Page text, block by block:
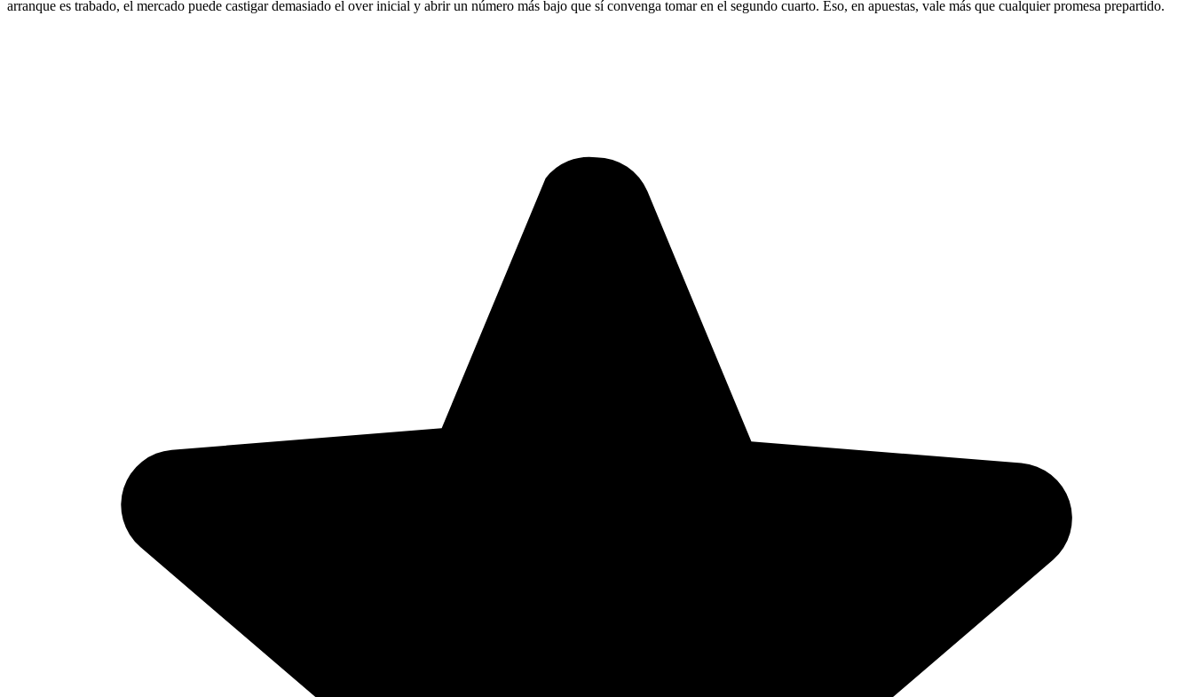
arranque es trabado, el mercado puede castigar demasiado el over inicial y abrir un número más bajo que sí convenga tomar en el segundo cuarto. Eso, en apuestas, vale más que cualquier promesa prepartido.